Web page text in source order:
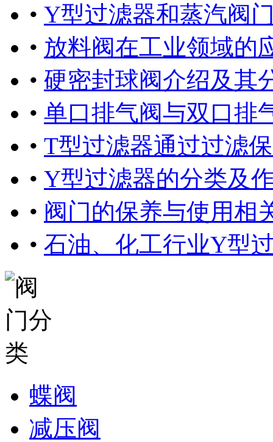
• Y型过滤器和蒸汽阀
• 放料阀在工业领域的
• 硬密封球阀介绍及其
• 单口排气阀与双口排
• T型过滤器通过过滤
• Y型过滤器的分类及
• 阀门的保养与使用相
• 石油、化工行业Y型
蝶阀
减压阀